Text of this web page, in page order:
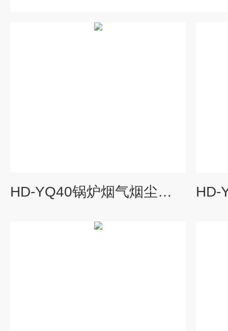
HD-YQ40锅炉烟气烟尘测试仪